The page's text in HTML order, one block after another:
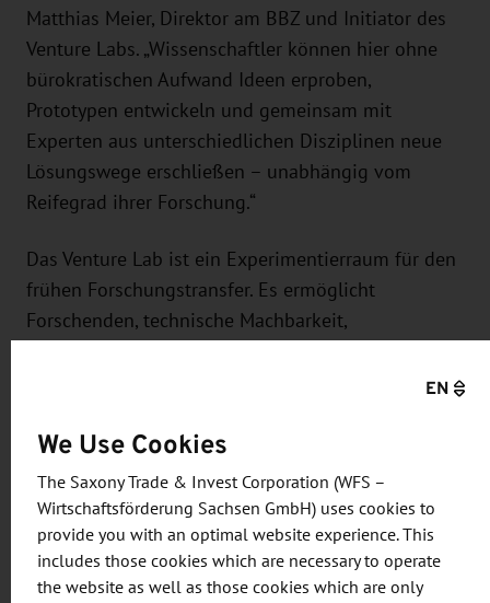
Matthias Meier, Direktor am BBZ und Initiator des
Venture Labs. „Wissenschaftler können hier ohne
bürokratischen Aufwand Ideen erproben,
Prototypen entwickeln und gemeinsam mit
Experten aus unterschiedlichen Disziplinen neue
Lösungswege erschließen – unabhängig vom
Reifegrad ihrer Forschung.“
Das Venture Lab ist ein Experimentierraum für den
frühen Forschungstransfer. Es ermöglicht
Forschenden, technische Machbarkeit,
Technologien, Verfahren oder Gründungsvorhaben
überführt.
Die Teams erhalten Zugang zu Laborinfrastruktur,
Materialien und Geräten sowie fachliches
Mentoring und Coaching durch erfahrene
EN
We Use Cookies
The Saxony Trade & Invest Corporation (WFS –
Wirtschaftsförderung Sachsen GmbH) uses cookies to
provide you with an optimal website experience. This
includes those cookies which are necessary to operate
the website as well as those cookies which are only